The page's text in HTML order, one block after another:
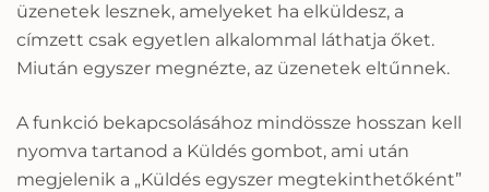
üzenetek lesznek, amelyeket ha elküldesz, a
címzett csak egyetlen alkalommal láthatja őket.
Miután egyszer megnézte, az üzenetek eltűnnek.
A funkció bekapcsolásához mindössze hosszan kell
nyomva tartanod a Küldés gombot, ami után
megjelenik a „Küldés egyszer megtekinthetőként”